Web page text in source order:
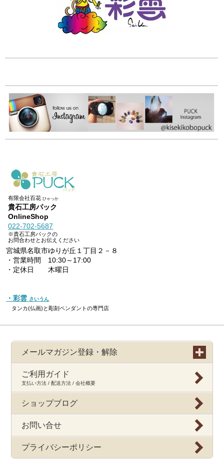
有限会社百花ひゃっか
貴石工房パック
OnlineShop
022-702-5687
※貴石工房パックの
お問合わせとお伝えください
宮城県名取市ゆりが丘１丁目２－８
・営業時間 10:30～17:00
・定休日 木曜日
・彩雲 さいうん
タンカ(仏画)と彫刻ペンダントの専門店
メールマガジン登録・解除
ご利用ガイド
支払い方法 / 配送方法 / 会社概要
ショップブログ
お問い合せ
プライバシーポリシー